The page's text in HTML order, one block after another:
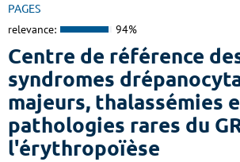
PAGES
relevance: 94%
Centre de référence
syndromes
majeurs, thalassémies
pathologies rares du
l'érythropoïèse